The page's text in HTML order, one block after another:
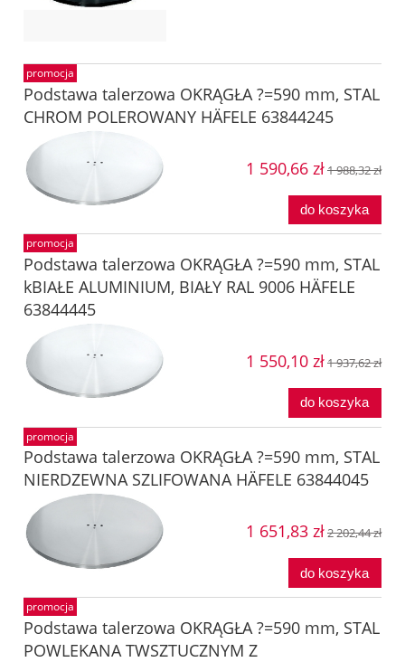
Podstawa talerzowa OKRĄGŁA ?=590 mm, STAL
CHROM POLEROWANY HÄFELE 63844245
1 590,66 zł1 988,32 zł
do koszyka
promocja
Podstawa talerzowa OKRĄGŁA ?=590 mm, STAL
kBIAŁE ALUMINIUM, BIAŁY RAL 9006 HÄFELE
63844445
1 550,10 zł1 937,62 zł
do koszyka
promocja
Podstawa talerzowa OKRĄGŁA ?=590 mm, STAL
NIERDZEWNA SZLIFOWANA HÄFELE 63844045
1 651,83 zł2 202,44 zł
do koszyka
promocja
Podstawa talerzowa OKRĄGŁA ?=590 mm, STAL
POWLEKANA TWSZTUCZNYM Z
promocja